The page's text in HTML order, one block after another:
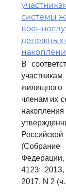
системы
денежных
В
членам их
4123;
2017, N 2